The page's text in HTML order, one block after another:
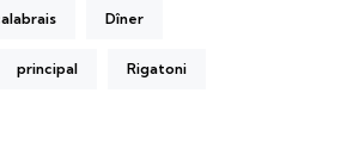
Dîner
principal Rigatoni